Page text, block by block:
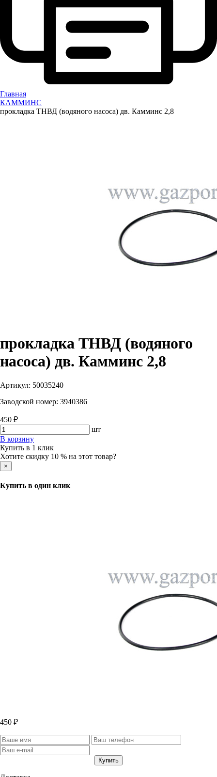
Главная
КАММИНС
прокладка ТНВД (водяного насоса) дв. Камминс 2,8
прокладка ТНВД (водяного
насоса) дв. Камминс 2,8
Артикул: 50035240
Заводской номер: 3940386
450 ₽
шт
В корзину
Купить в 1 клик
Хотите скидку 10 % на этот товар?
×
Купить в один клик
450 ₽